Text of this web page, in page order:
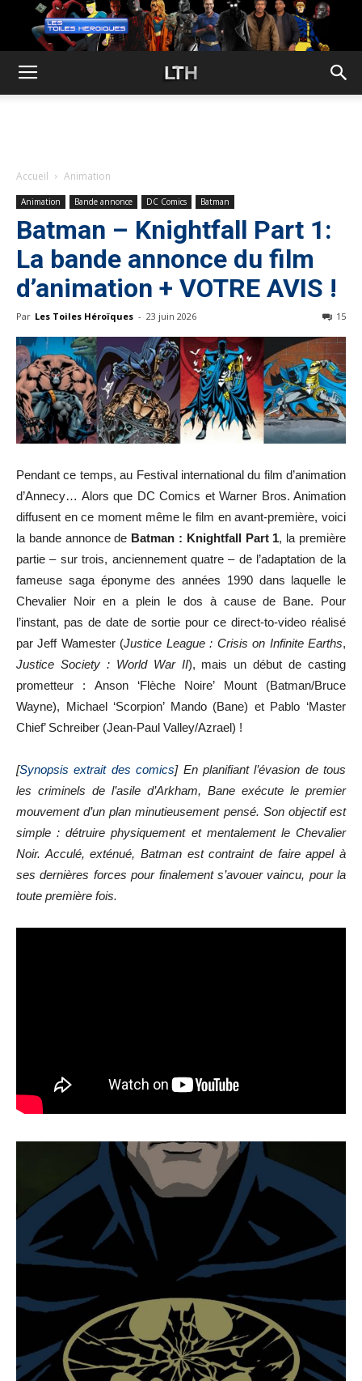
Accueil Animation
Animation Bande annonce DC Comics Batman
Batman – Knightfall Part 1:
La bande annonce du film
d’animation + VOTRE AVIS !
Par Les Toiles Héroïques - 23 juin 2026 15
Pendant ce temps, au Festival international du film d’animation
d’Annecy… Alors que DC Comics et Warner Bros. Animation
diffusent en ce moment même le film en avant-première, voici
la bande annonce de Batman : Knightfall Part 1, la première
partie – sur trois, anciennement quatre – de l’adaptation de la
fameuse saga éponyme des années 1990 dans laquelle le
Chevalier Noir en a plein le dos à cause de Bane. Pour
l’instant, pas de date de sortie pour ce direct-to-video réalisé
par Jeff Wamester (Justice League : Crisis on Infinite Earths,
Justice Society : World War II), mais un début de casting
prometteur : Anson ‘Flèche Noire’ Mount (Batman/Bruce
Wayne), Michael ‘Scorpion’ Mando (Bane) et Pablo ‘Master
Chief’ Schreiber (Jean-Paul Valley/Azrael) !
[Synopsis extrait des comics] En planifiant l’évasion de tous
les criminels de l’asile d’Arkham, Bane exécute le premier
mouvement d’un plan minutieusement pensé. Son objectif est
simple : détruire physiquement et mentalement le Chevalier
Noir. Acculé, exténué, Batman est contraint de faire appel à
ses dernières forces pour finalement s’avouer vaincu, pour la
toute première fois.